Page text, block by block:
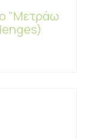
"Μετράω